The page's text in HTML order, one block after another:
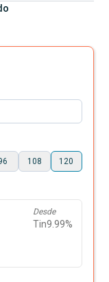
108 120
Desde
Tin9.99%